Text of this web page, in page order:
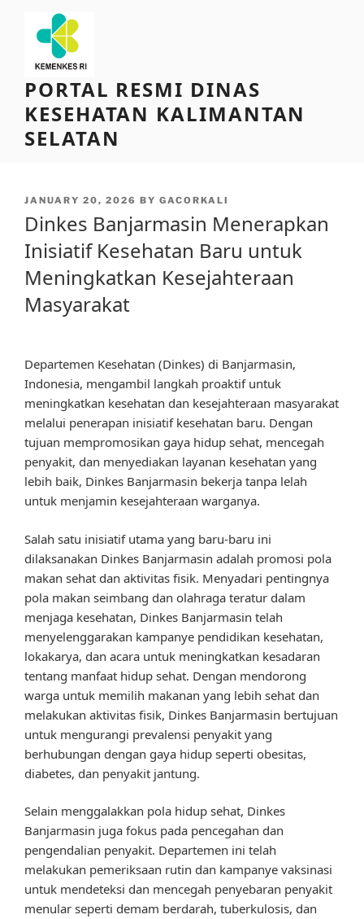
content
PORTAL RESMI DINAS
KESEHATAN KALIMANTAN
SELATAN
POSTED
JANUARY 20, 2026 BY GACORKALI
Dinkes Banjarmasin Menerapkan
Inisiatif Kesehatan Baru untuk
Meningkatkan Kesejahteraan
Masyarakat
Departemen Kesehatan (Dinkes) di Banjarmasin,
Indonesia, mengambil langkah proaktif untuk
meningkatkan kesehatan dan kesejahteraan masyarakat
melalui penerapan inisiatif kesehatan baru. Dengan
tujuan mempromosikan gaya hidup sehat, mencegah
penyakit, dan menyediakan layanan kesehatan yang
lebih baik, Dinkes Banjarmasin bekerja tanpa lelah
untuk menjamin kesejahteraan warganya.
Salah satu inisiatif utama yang baru-baru ini
dilaksanakan Dinkes Banjarmasin adalah promosi pola
makan sehat dan aktivitas fisik. Menyadari pentingnya
pola makan seimbang dan olahraga teratur dalam
menjaga kesehatan, Dinkes Banjarmasin telah
menyelenggarakan kampanye pendidikan kesehatan,
lokakarya, dan acara untuk meningkatkan kesadaran
tentang manfaat hidup sehat. Dengan mendorong
warga untuk memilih makanan yang lebih sehat dan
melakukan aktivitas fisik, Dinkes Banjarmasin bertujuan
untuk mengurangi prevalensi penyakit yang
berhubungan dengan gaya hidup seperti obesitas,
diabetes, dan penyakit jantung.
Selain menggalakkan pola hidup sehat, Dinkes
Banjarmasin juga fokus pada pencegahan dan
pengendalian penyakit. Departemen ini telah
melakukan pemeriksaan rutin dan kampanye vaksinasi
untuk mendeteksi dan mencegah penyebaran penyakit
menular seperti demam berdarah, tuberkulosis, dan